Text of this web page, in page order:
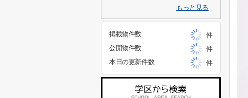
もっと見る
掲載物件数
件
公開物件数
件
本日の更新件数
件